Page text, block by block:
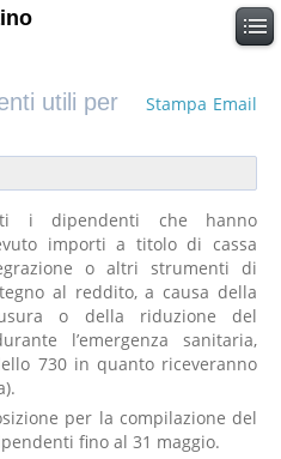
Email
Stampa
utili per
i dipendenti che hanno
importi a titolo di cassa
o altri strumenti di
al reddito, a causa della
o della riduzione del
l’emergenza sanitaria,
730 in quanto riceveranno
per la compilazione del
fino al 31 maggio.